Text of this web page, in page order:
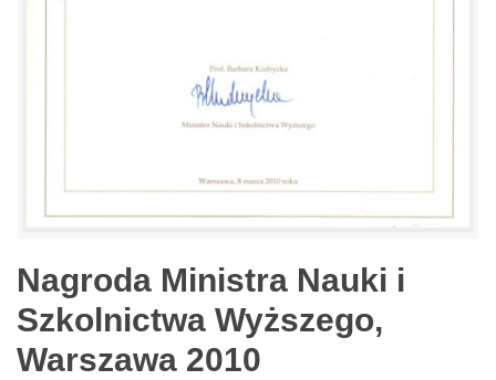
Nagroda Ministra Nauki i
Szkolnictwa Wyższego,
Warszawa 2010